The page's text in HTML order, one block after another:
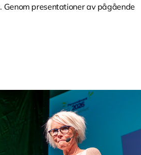
presentationer av pågående